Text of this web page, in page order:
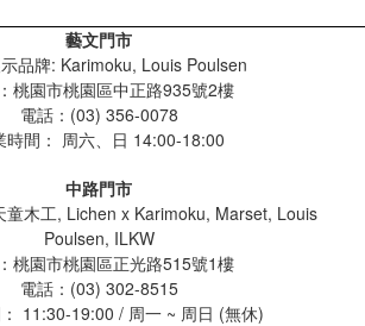
藝文門市
品牌: Karimoku, Louis Poulsen
桃園市桃園區中正路935號2樓
電話：(03) 356-0078
間： 周六、日 14:00-18:00
中路門市
童木工, Lichen x Karimoku, Marset, Louis
Poulsen, ILKW
桃園市桃園區正光路515號1樓
電話：(03) 302-8515
11:30-19:00 / 周一 ~ 周日 (無休)